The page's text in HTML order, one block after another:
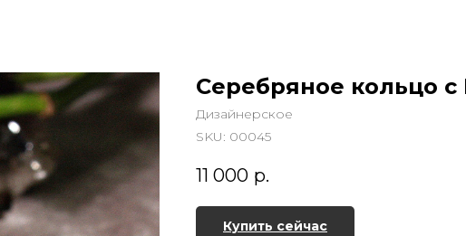
Серебряное кольцо
Дизайнерское
SKU: 00045
11 000 р.
Купить сейчас